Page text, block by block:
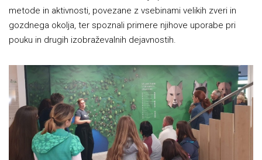
metode in aktivnosti, povezane z vsebinami velikih zveri in
gozdnega okolja, ter spoznali primere njihove uporabe pri
pouku in drugih izobraževalnih dejavnostih.